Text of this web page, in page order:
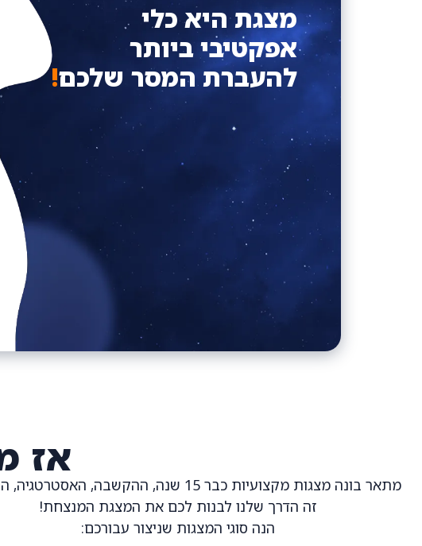
מצגת היא כלי
אפקטיבי ביותר
להעברת המסר שלכם!
אז
מתאר בונה מצגות מקצועיות כבר 15 שנה, ההקשבה,
זה הדרך שלנו לבנות לכם את המצגת המנצחת!
הנה סוגי המצגות שניצור עבורכם: